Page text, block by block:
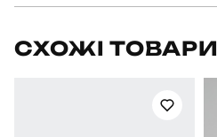
СХОЖІ ТОВАРИ